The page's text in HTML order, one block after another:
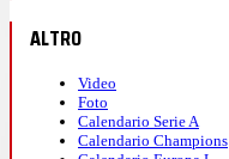
ALTRO
Video
Foto
Calendario Serie A
Calendario Champions